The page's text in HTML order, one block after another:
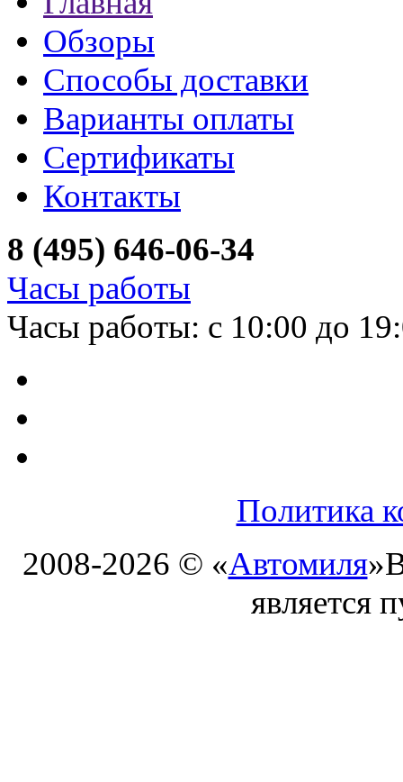
Обзоры
Способы доставки
Варианты оплаты
Сертификаты
Контакты
8 (495) 646-06-34
Часы работы
Часы работы: с 10:00 до
Политика
2008-2026 © «Автомиля»
является